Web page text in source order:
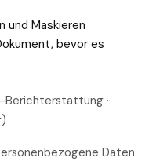
und Maskieren
bevor es
Berichterstattung ·
Daten